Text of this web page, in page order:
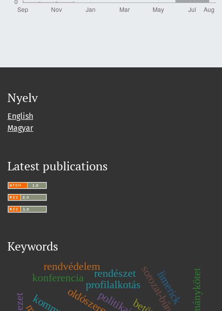
Nyelv
English
Magyar
Latest publications
Keywords
profilalkotás
konferencia limerick
rendészet
rendvédelem